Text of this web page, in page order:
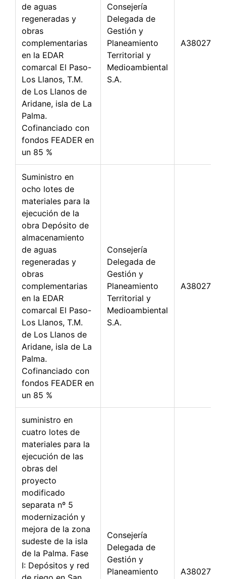
de aguas
regeneradas y
obras
complementarias
en la EDAR
comarcal El Paso-
Los Llanos, T.M.
de Los Llanos de
Aridane, isla de La
Palma.
Cofinanciado con
fondos FEADER en
un 85 %
Consejería
Delegada de
Gestión y
Planeamiento
Territorial y
Medioambiental
S.A.
A38027322
Suministro en
ocho lotes de
materiales para la
ejecución de la
obra Depósito de
almacenamiento
de aguas
regeneradas y
obras
complementarias
en la EDAR
comarcal El Paso-
Los Llanos, T.M.
de Los Llanos de
Aridane, isla de La
Palma.
Cofinanciado con
fondos FEADER en
un 85 %
Consejería
Delegada de
Gestión y
Planeamiento
Territorial y
Medioambiental
S.A.
A38027322
suministro en
cuatro lotes de
materiales para la
ejecución de las
obras del
proyecto
modificado
separata nº 5
modernización y
mejora de la zona
sudeste de la isla
de la Palma. Fase
I: Depósitos y red
Consejería
Delegada de
Gestión y
Planeamiento
A38027322